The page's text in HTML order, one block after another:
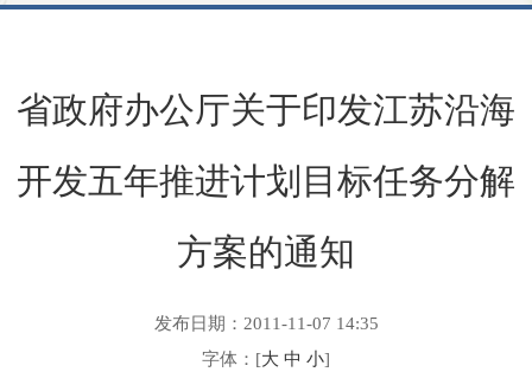
省政府办公厅关于印发江苏沿海
开发五年推进计划目标任务分解
方案的通知
发布日期：2011-11-07 14:35
字体：[大 中 小]